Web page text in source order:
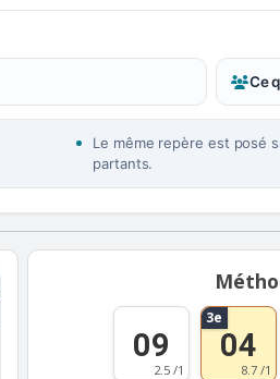
Ce
Le même repère est posé
partants.
09
2.5 /1
3e
04
8.7 /1